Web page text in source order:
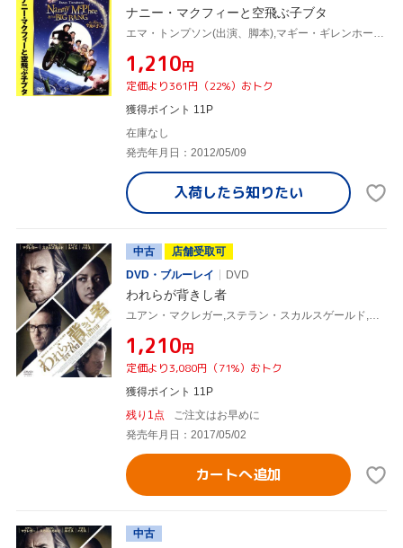
ナニー・マクフィーと空飛ぶ子ブタ
エマ・トンプソン(出演、脚本),マギー・ギレンホール,リス・エヴァンス,スザンナ・ホワイト(監督),クリスチアナ・ブランド(原作)
¥1,210円
定価より361円（22%）おトク
獲得ポイント 11P
在庫なし
発売年月日：2012/05/09
入荷したら知りたい
中古
店舗受取可
DVD・ブルーレイ
DVD
われらが背きし者
ユアン・マクレガー,ステラン・スカルスゲールド,ダミアン・ルイス,スザンナ・ホワイト(監督),ジョン・ル・カレ(原作)
¥1,210円
定価より3,080円（71%）おトク
獲得ポイント 11P
残り1点
ご注文はお早めに
発売年月日：2017/05/02
カートへ追加
中古